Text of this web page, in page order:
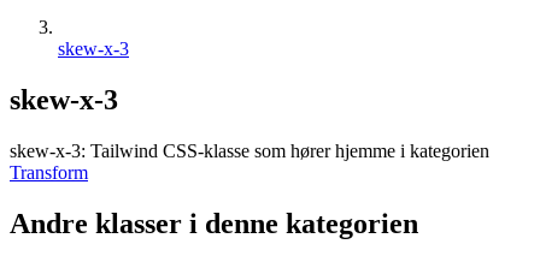
skew-x-3
skew-x-3
skew-x-3: Tailwind CSS-klasse som hører hjemme i kategorien
Transform
Andre klasser i denne kategorien